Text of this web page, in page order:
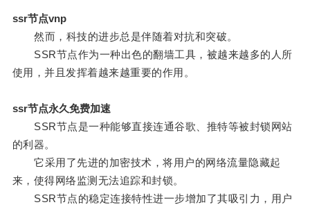
ssr节点vnp
然而，科技的进步总是伴随着对抗和突破。
SSR节点作为一种出色的翻墙工具，被越来越多的人所
使用，并且发挥着越来越重要的作用。
ssr节点永久免费加速
SSR节点是一种能够直接连通谷歌、推特等被封锁网站
的利器。
它采用了先进的加密技术，将用户的网络流量隐藏起
来，使得网络监测无法追踪和封锁。
SSR节点的稳定连接特性进一步增加了其吸引力，用户